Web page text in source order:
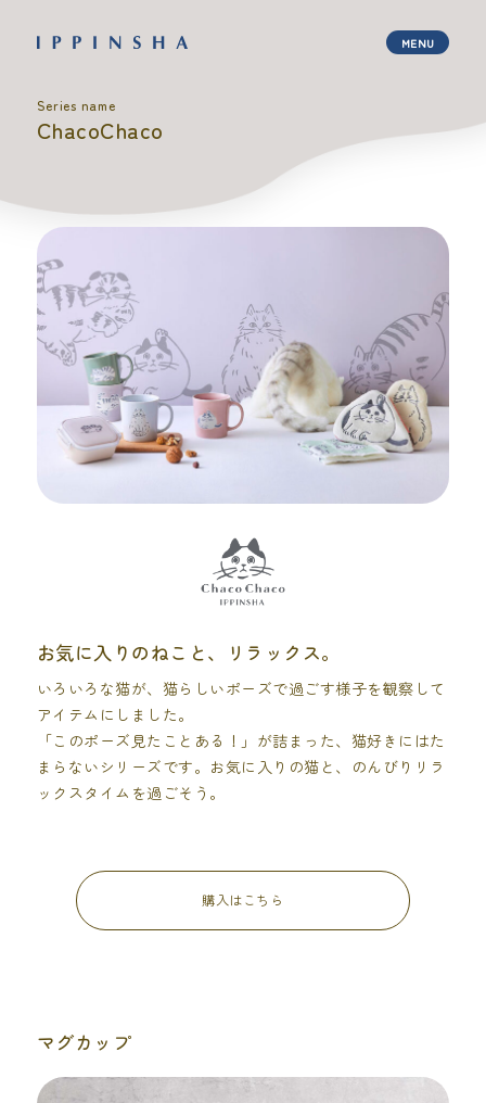
Series name
ChacoChaco
お気に入りのねこと、リラックス。
いろいろな猫が、猫らしいポーズで過ごす様子を観察して
アイテムにしました。
「このポーズ見たことある！」が詰まった、猫好きにはた
まらないシリーズです。お気に入りの猫と、のんびりリラ
ックスタイムを過ごそう。
購入はこちら
マグカップ